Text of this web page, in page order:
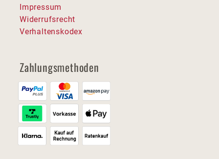
Impressum
Widerrufsrecht
Verhaltenskodex
Zahlungsmethoden